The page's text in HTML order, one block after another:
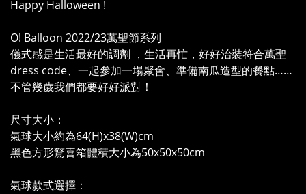
Happy Halloween !
O! Balloon 2022/23萬聖節系列
儀式感是生活最好的調劑 ，生活再忙，好好治裝符合萬聖
dress code、一起參加一場聚會、準備南瓜造型的餐點……
不管幾歲我們都要好好派對！
尺寸大小：
氣球大小約為64(H)x38(W)cm
黑色方形驚喜箱體積大小為50x50x50cm
氣球款式選擇：